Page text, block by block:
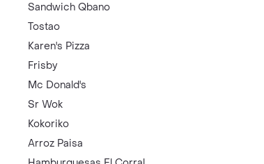
Sandwich Qbano
Tostao
Karen's Pizza
Frisby
Mc Donald's
Sr Wok
Kokoriko
Arroz Paisa